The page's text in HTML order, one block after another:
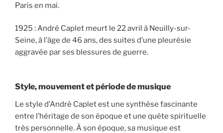
Paris en mai.
1925 : André Caplet meurt le 22 avril à Neuilly-sur-
Seine, à l’âge de 46 ans, des suites d’une pleurésie
aggravée par ses blessures de guerre.
Style, mouvement et période de musique
Le style d’André Caplet est une synthèse fascinante
entre l’héritage de son époque et une quête spirituelle
très personnelle. À son époque, sa musique est